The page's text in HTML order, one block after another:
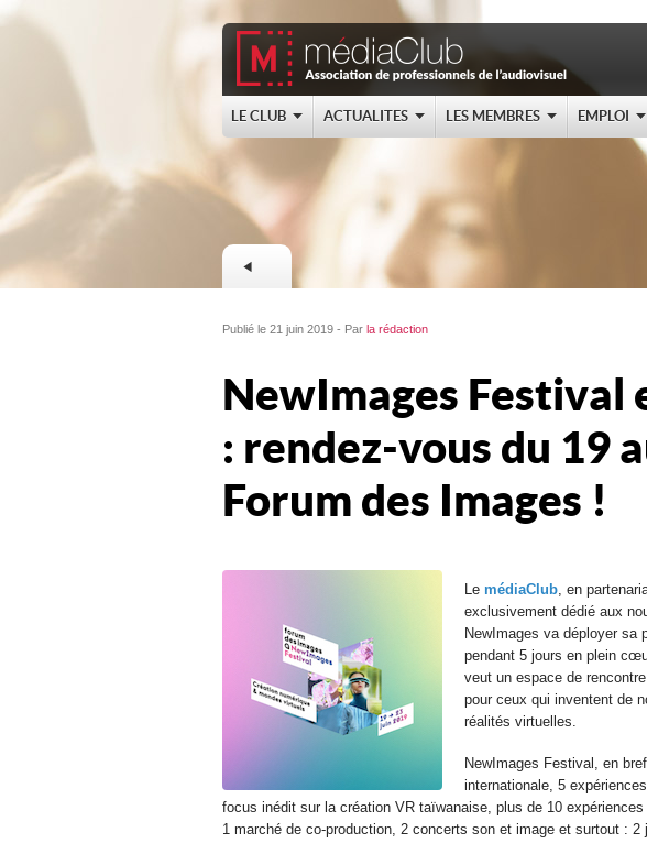
LE CLUB ACTUALITES LES MEMBRES EMPLOI
Publié le 21 juin 2019 - Par la rédaction
NewImages Festival
: rendez-vous du 19
Forum des Images !
Le médiaClub, en
exclusivement dédié aux
NewImages va déployer sa
pendant 5 jours en plein
veut un espace de
pour ceux qui inventent de
réalités virtuelles.
NewImages Festival, en
internationale, 5
focus inédit sur la création VR taïwanaise, plus de 10
1 marché de co-production, 2 concerts son et image et surtout :